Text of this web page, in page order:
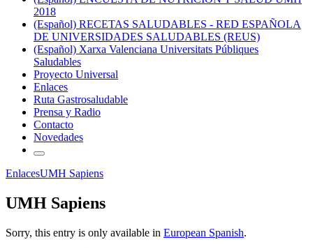
2018
(Español) RECETAS SALUDABLES - RED ESPAÑOLA
DE UNIVERSIDADES SALUDABLES (REUS)
(Español) Xarxa Valenciana Universitats Públiques
Saludables
Proyecto Universal
Enlaces
Ruta Gastrosaludable
Prensa y Radio
Contacto
Novedades
EnlacesUMH Sapiens
UMH Sapiens
Sorry, this entry is only available in European Spanish.